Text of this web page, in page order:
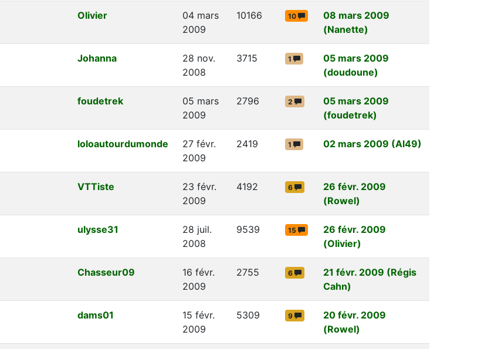
Olivier
04 mars
2009
10166 10
08 mars 2009
(Nanette)
Johanna
28 nov.
2008
3715 1
05 mars 2009
(doudoune)
foudetrek
05 mars
2009
2796 2
05 mars 2009
(foudetrek)
loloautourdumonde
27 févr.
2009
2419 1 02 mars 2009 (Al49)
VTTiste
23 févr.
2009
4192 6
26 févr. 2009
(Rowel)
ulysse31
28 juil.
2008
9539 15
26 févr. 2009
(Olivier)
Chasseur09
16 févr.
2009
2755 6
21 févr. 2009 (Régis
Cahn)
dams01
15 févr.
2009
5309 9
20 févr. 2009
(Rowel)